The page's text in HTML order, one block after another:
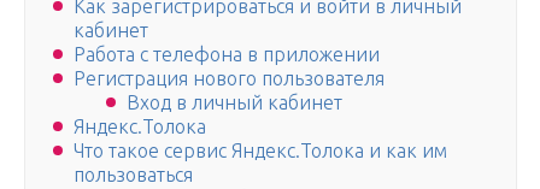
Как зарегистрироваться и войти в личный
кабинет
Работа с телефона в приложении
Регистрация нового пользователя
Вход в личный кабинет
Яндекс.Толока
Что такое сервис Яндекс.Толока и как им
пользоваться